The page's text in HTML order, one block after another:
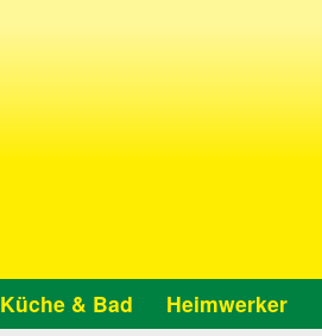
Küche & Bad Heimwerker